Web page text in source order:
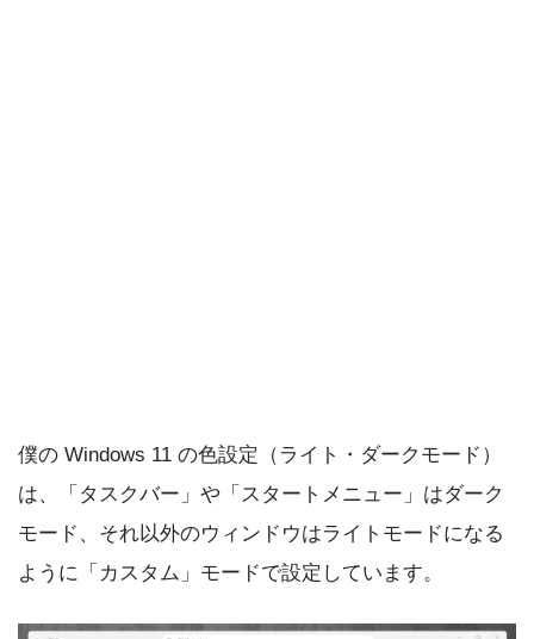
僕の Windows 11 の色設定（ライト・ダークモード）
は、「タスクバー」や「スタートメニュー」はダーク
モード、それ以外のウィンドウはライトモードになる
ように「カスタム」モードで設定しています。